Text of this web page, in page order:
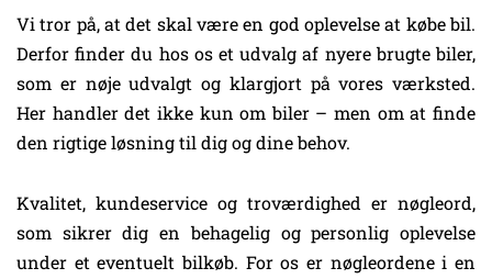
Vi tror på, at det skal være en god oplevelse at købe bil.
Derfor finder du hos os et udvalg af nyere brugte biler,
som er nøje udvalgt og klargjort på vores værksted.
Her handler det ikke kun om biler – men om at finde
den rigtige løsning til dig og dine behov.
Kvalitet, kundeservice og troværdighed er nøgleord,
som sikrer dig en behagelig og personlig oplevelse
under et eventuelt bilkøb. For os er nøgleordene i en